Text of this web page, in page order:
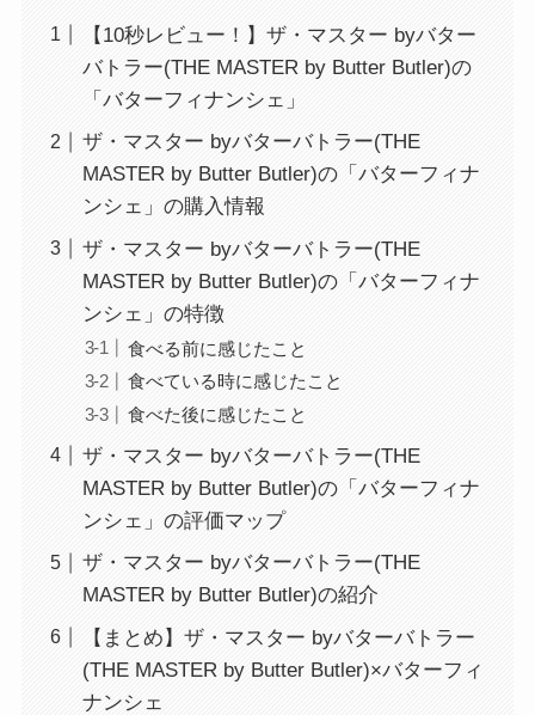
【10秒レビュー！】ザ・マスター byバター
バトラー(THE MASTER by Butter Butler)の
「バターフィナンシェ」
ザ・マスター byバターバトラー(THE
MASTER by Butter Butler)の「バターフィナ
ンシェ」の購入情報
ザ・マスター byバターバトラー(THE
MASTER by Butter Butler)の「バターフィナ
ンシェ」の特徴
食べる前に感じたこと
食べている時に感じたこと
食べた後に感じたこと
ザ・マスター byバターバトラー(THE
MASTER by Butter Butler)の「バターフィナ
ンシェ」の評価マップ
ザ・マスター byバターバトラー(THE
MASTER by Butter Butler)の紹介
【まとめ】ザ・マスター byバターバトラー
(THE MASTER by Butter Butler)×バターフィ
ナンシェ